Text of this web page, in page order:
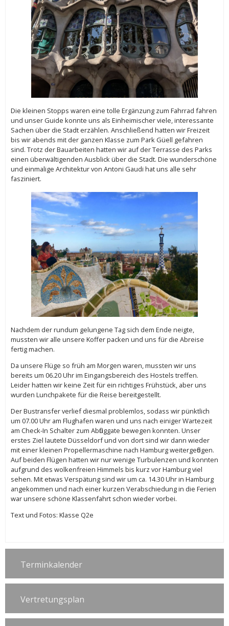
Die kleinen Stopps waren eine tolle Ergänzung zum Fahrrad fahren
und unser Guide konnte uns als Einheimischer viele, interessante
Sachen über die Stadt erzählen. Anschließend hatten wir Freizeit
bis wir abends mit der ganzen Klasse zum Park Güell gefahren
sind. Trotz der Bauarbeiten hatten wir auf der Terrasse des Parks
einen überwältigenden Ausblick über die Stadt. Die wunderschöne
und einmalige Architektur von Antoni Gaudi hat uns alle sehr
fasziniert.
Nachdem der rundum gelungene Tag sich dem Ende neigte,
mussten wir alle unsere Koffer packen und uns für die Abreise
fertig machen.
Da unsere Flüge so früh am Morgen waren, mussten wir uns
bereits um 06.20 Uhr im Eingangsbereich des Hostels treffen.
Leider hatten wir keine Zeit für ein richtiges Frühstück, aber uns
wurden Lunchpakete für die Reise bereitgestellt.
Der Bustransfer verlief diesmal problemlos, sodass wir pünktlich
um 07.00 Uhr am Flughafen waren und uns nach einiger Wartezeit
am Check-In Schalter zum Abfluggate bewegen konnten. Unser
erstes Ziel lautete Düsseldorf und von dort sind wir dann wieder
mit einer kleinen Propellermaschine nach Hamburg weitergeflogen.
Auf beiden Flügen hatten wir nur wenige Turbulenzen und konnten
aufgrund des wolkenfreien Himmels bis kurz vor Hamburg viel
sehen. Mit etwas Verspätung sind wir um ca. 14.30 Uhr in Hamburg
angekommen und nach einer kurzen Verabschiedung in die Ferien
war unsere schöne Klassenfahrt schon wieder vorbei.
Text und Fotos: Klasse Q2e
Terminkalender
Vertretungsplan